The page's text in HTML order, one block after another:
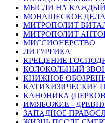
МЫСЛИ НА КАЖДЫЙ
МОНАШЕСКОЕ
МИТРОПОЛИТ
МИТРОПОЛИТ
МИССИОНЕРСТВО
ЛИТУРГИКА
КРЕЩЕНИЕ
КОЛОКОЛЬНЫЙ
КНИЖНОЕ
КАТИХИЗИЧЕСКИЕ
КАНОНИКА
ИМЯБОЖИЕ -
ЗАПАДНОЕ